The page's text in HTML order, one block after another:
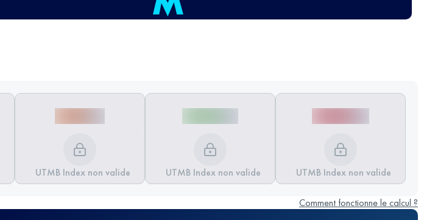
UTMB Index non valide UTMB Index non valide UTMB Index non valide
Comment fonctionne le calcul ?